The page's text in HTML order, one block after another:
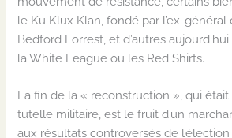
le Ku Klux Klan, fondé par l’ex-
Bedford Forrest, et d’autres
la White League ou les Red Shirts.
La fin de la « reconstruction », qui
tutelle militaire, est le fruit d’un
aux résultats controversés de